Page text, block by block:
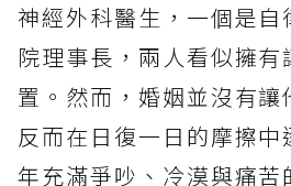
神經外科醫生，一個是
院理事長，兩人看似擁
置。然而，婚姻並沒有讓
反而在日復一日的摩擦
年充滿爭吵、冷漠與痛苦